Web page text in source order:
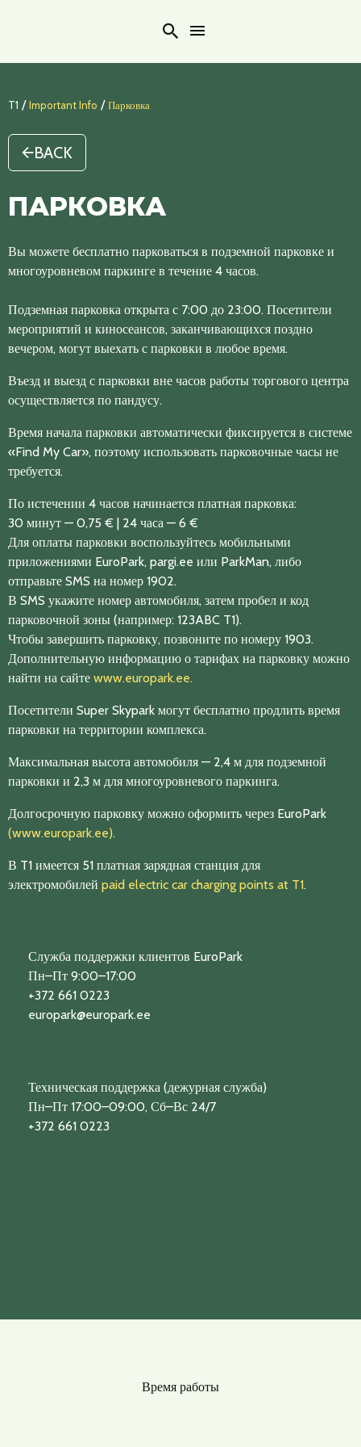
Search
T1 / Important Info / Парковка
BACK
ПАРКОВКА
Вы можете бесплатно парковаться в подземной парковке и
многоуровневом паркинге в течение 4 часов.
Подземная парковка открыта с 7:00 до 23:00. Посетители
мероприятий и киносеансов, заканчивающихся поздно
вечером, могут выехать с парковки в любое время.
Въезд и выезд с парковки вне часов работы торгового центра
осуществляется по пандусу.
Время начала парковки автоматически фиксируется в системе
«Find My Car», поэтому использовать парковочные часы не
требуется.
По истечении 4 часов начинается платная парковка:
30 минут — 0,75 € | 24 часа — 6 €
Для оплаты парковки воспользуйтесь мобильными
приложениями EuroPark, pargi.ee или ParkMan, либо
отправьте SMS на номер 1902.
В SMS укажите номер автомобиля, затем пробел и код
парковочной зоны (например: 123ABC T1).
Чтобы завершить парковку, позвоните по номеру 1903.
Дополнительную информацию о тарифах на парковку можно
найти на сайте www.europark.ee.
Посетители Super Skypark могут бесплатно продлить время
парковки на территории комплекса.
Максимальная высота автомобиля — 2,4 м для подземной
парковки и 2,3 м для многоуровневого паркинга.
Долгосрочную парковку можно оформить через EuroPark
(www.europark.ee).
В T1 имеется 51 платная зарядная станция для
электромобилей paid electric car charging points at T1.
Служба поддержки клиентов EuroPark
Пн–Пт 9:00–17:00
+372 661 0223
europark@europark.ee
Техническая поддержка (дежурная служба)
Пн–Пт 17:00–09:00, Сб–Вс 24/7
+372 661 0223
Время работы